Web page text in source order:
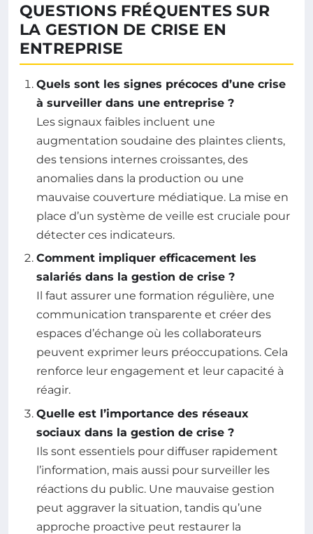
QUESTIONS FRÉQUENTES SUR
LA GESTION DE CRISE EN
ENTREPRISE
Quels sont les signes précoces d’une crise
à surveiller dans une entreprise ?
Les signaux faibles incluent une
augmentation soudaine des plaintes clients,
des tensions internes croissantes, des
anomalies dans la production ou une
mauvaise couverture médiatique. La mise en
place d’un système de veille est cruciale pour
détecter ces indicateurs.
Comment impliquer efficacement les
salariés dans la gestion de crise ?
Il faut assurer une formation régulière, une
communication transparente et créer des
espaces d’échange où les collaborateurs
peuvent exprimer leurs préoccupations. Cela
renforce leur engagement et leur capacité à
réagir.
Quelle est l’importance des réseaux
sociaux dans la gestion de crise ?
Ils sont essentiels pour diffuser rapidement
l’information, mais aussi pour surveiller les
réactions du public. Une mauvaise gestion
peut aggraver la situation, tandis qu’une
approche proactive peut restaurer la